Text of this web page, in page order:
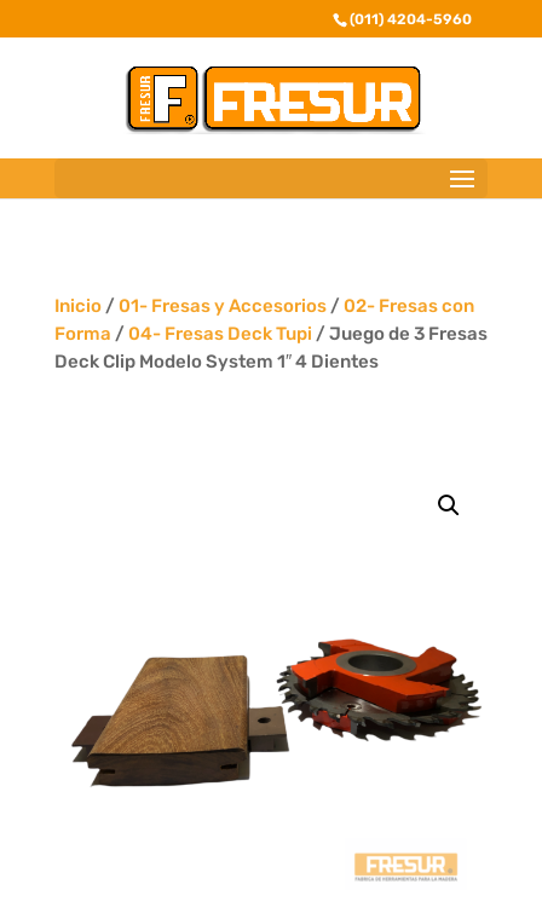
(011) 4204-5960
Inicio/ 01- Fresas y Accesorios/ 02- Fresas con
Forma / 04- Fresas Deck Tupi / Juego de 3 Fresas
Deck Clip Modelo System 1″ 4 Dientes